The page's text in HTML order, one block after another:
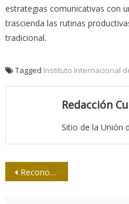
estrategias comunicativas con
trascienda las rutinas
tradicional.
Tagged Instituto Internacional
Redacción
Sitio de la Unión
Navegación
Reconocimiento del Partido a los colectivos de la prensa en la provincia de Granma